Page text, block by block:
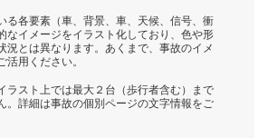
る各要素（車、背景、車、天候、信号、衝
なイメージをイラスト化しており、色や形
況とは異なります。あくまで、事故のイメ
活用ください。
ラスト上では最大２台（歩行者含む）まで
。詳細は事故の個別ページの文字情報をご